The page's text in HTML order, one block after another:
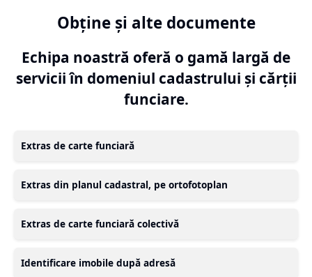
Obține și alte documente
Echipa noastră oferă o gamă largă de
servicii în domeniul cadastrului și cărții
funciare.
Extras de carte funciară
Extras din planul cadastral, pe ortofotoplan
Extras de carte funciară colectivă
Identificare imobile după adresă